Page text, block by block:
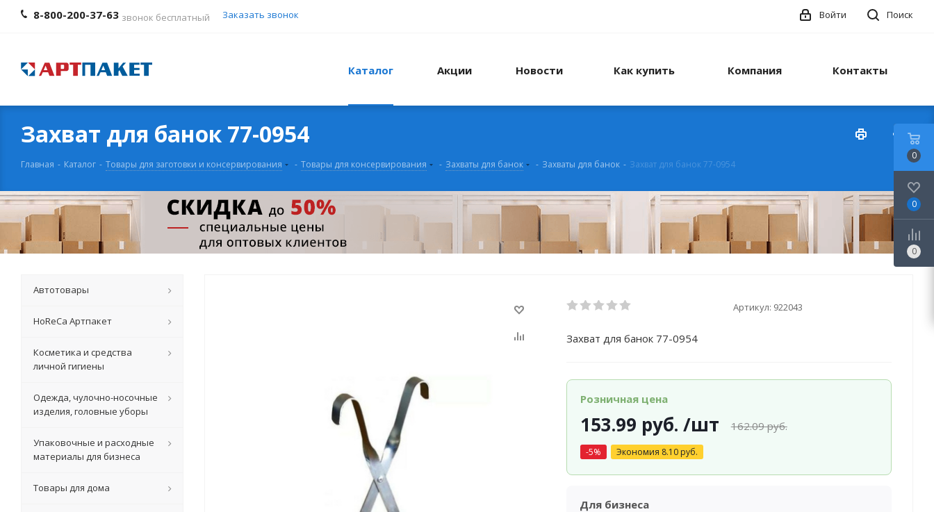
8-800-200-37-63 звонок бесплатный Заказать звонок Поиск
Войти
Каталог Акции Новости Как купить Компания Контакты
Захват для банок 77-0954
Главная - Каталог - Товары для заготовки и консервирования - Товары для консервирования - Захваты для банок - Захваты для банок - Захват для банок 77-0954
Артикул: 922043
Захват для банок 77-0954
Розничная цена
153.99 руб. /шт 162.09руб.
-5% Экономия 8.10руб.
Для бизнеса
Автотовары
HoReCa Артпакет
Косметика и средства
личной гигиены
Одежда, чулочно-носочные
изделия, головные уборы
Упаковочные и расходные
материалы для бизнеса
Товары для дома
0
0
0